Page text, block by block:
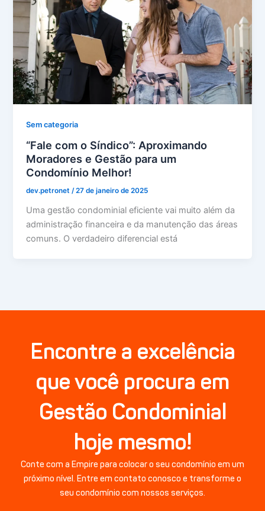
Sem categoria
“Fale com o Síndico”: Aproximando
Moradores e Gestão para um
Condomínio Melhor!
dev.petronet/27 de janeiro de 2025
Uma gestão condominial eficiente vai muito além da
administração financeira e da manutenção das áreas
comuns. O verdadeiro diferencial está
Encontre a excelência
que você procura em
Gestão Condominial
hoje mesmo!
Conte com a Empire para colocar o seu condomínio em um
próximo nível. Entre em contato conosco e transforme o
seu condomínio com nossos serviços.